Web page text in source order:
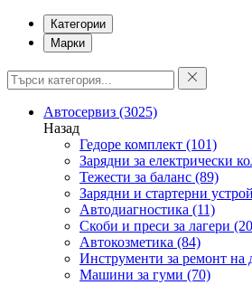
Категории
Марки
Автосервиз (3025)
Назад
Гедоре комплект (101)
Зарядни за електрически
Тежести за баланс (89)
Зарядни и стартерни
Автодиагностика (11)
Скоби и преси за лагери
Автокозметика (84)
Инструменти за ремонт на
Машини за гуми (70)